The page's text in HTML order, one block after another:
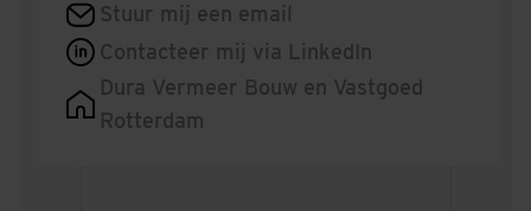
Stuur mij een email
Contacteer mij via LinkedIn
Dura Vermeer Bouw en Vastgoed
Rotterdam